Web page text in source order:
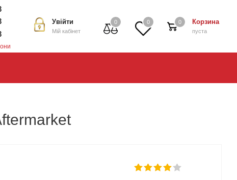
0 0 Корзина
пуста
0
Увійти
Мій кабінет